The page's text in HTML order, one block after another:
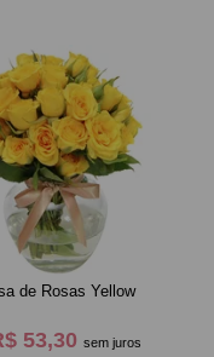
de Rosas Yellow
53,30sem juros